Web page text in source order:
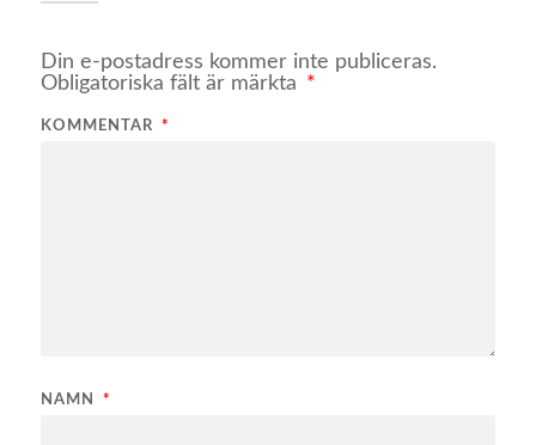
Din e-postadress kommer inte publiceras.
Obligatoriska fält är märkta *
KOMMENTAR *
NAMN *